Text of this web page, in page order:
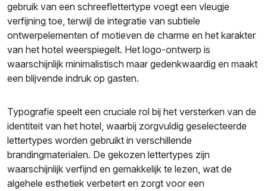
gebruik van een schreeflettertype voegt een vleugje
verfijning toe, terwijl de integratie van subtiele
ontwerpelementen of motieven de charme en het karakter
van het hotel weerspiegelt. Het logo-ontwerp is
waarschijnlijk minimalistisch maar gedenkwaardig en maakt
een blijvende indruk op gasten.
Typografie speelt een cruciale rol bij het versterken van de
identiteit van het hotel, waarbij zorgvuldig geselecteerde
lettertypes worden gebruikt in verschillende
brandingmaterialen. De gekozen lettertypes zijn
waarschijnlijk verfijnd en gemakkelijk te lezen, wat de
algehele esthetiek verbetert en zorgt voor een